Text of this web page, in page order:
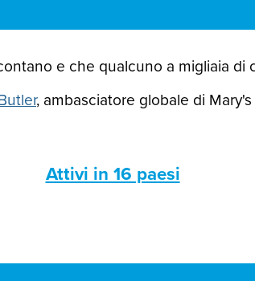
e che qualcuno a migliaia
, ambasciatore globale di
Attivi in 16 paesi